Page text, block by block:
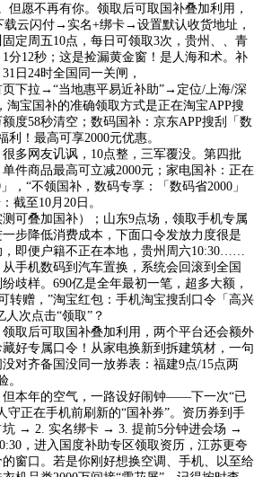
但愿不再有你。领取后可取国补叠加利用，
云闪付→实名+绑卡→设置默认收货地址，
定周五10点，每日可领取3次，贵州、、青
分12秒；这是捡漏黄金窗！是人海和术。补
日24时全国同一关闸，
下拉→“当地惠平易近补助”→定位/上海/深
淘宝国补的准确领取方式是正在淘宝APP搜
度58秒清空；数码国补：京东APP搜刮「数
！最高可享2000元优惠。
网友讥讽，10点整，三军覆没。第四批
件商品最高可立减2000元；家电国补：正在
，“不领国补，数码专享：「数码省2000」
截至10月20日。
叠加国补）；山东9点场，领取手机专属
步降低消费成本，下面口令发放力度很是
，即便户籍不正在本地，贵州周六10:30……
手机数码到汽车置换，系统会回滚到全国
歧样。690亿是全年最初一笔，超多大额，
转赠，”淘宝红包：手机淘宝搜刮口令「高兴
人次点击“领取”？
后可取国补叠加利用，两个平台还会额外
好专属口令！从家电换新到拆建筑材，一句
对齐备国没同一放券表：福建9点/15点两
。
本年的空气，一路设好闹钟——下一次“已
守正在手机前刷新的“国补券”。资历券到手
坑 → 2. 实名绑卡 → 3. 提前5分钟进会场 →
，进入国度补助专区领取资历，江苏更夸
窗口。若是你刚好想换空调、手机、以至给